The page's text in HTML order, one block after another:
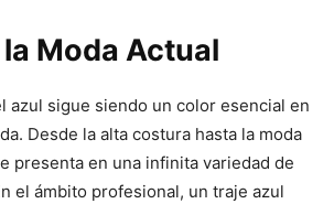
Moda Actual
azul sigue siendo un color esencial en
Desde la alta costura hasta la moda
presenta en una infinita variedad de
el ámbito profesional, un traje azul